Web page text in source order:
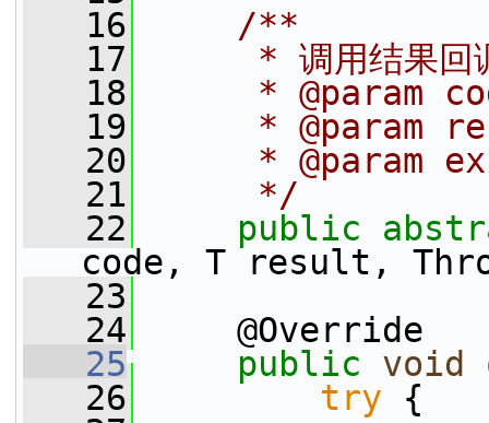
   16
    /**
   17
* 调用结果回
   18
* @param
   19
* @param
   20
* @param
   21
     */
   22
public
code, T result,
   23
   24
@Override
   25
public void
   26
try {